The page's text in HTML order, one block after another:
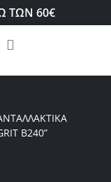
ΤΩΝ 60€
B240”